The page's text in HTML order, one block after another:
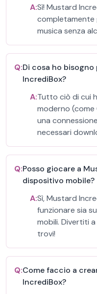
A:Sì! Mustard
completamente
musica senza
Q:Di cosa ho
IncrediBox?
A:Tutto ciò di cui
moderno (come
una
necessari
Q:Posso giocare a
dispositivo mobile?
A:Sì, Mustard
funzionare sia
mobili. Divertiti
trovi!
Q:Come faccio a
IncrediBox?